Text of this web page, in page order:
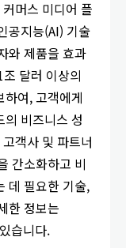
머스 미디어 플
공지능(AI) 기술
와 제품을 효과
달러 이상의
여, 고객에게
비즈니스 성
객사 및 파트너
간소화하고 비
데 필요한 기술,
한 정보는
습니다.